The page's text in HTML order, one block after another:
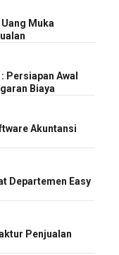
Muka
Persiapan Awal
Biaya
Akuntansi
Departemen Easy
Penjualan